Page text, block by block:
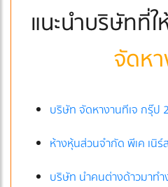
แนะนำบริษัทที่ใ
จัดห
บริษัท จัดหางานทีเจ กรุ๊ป
ห้างหุ้นส่วนจำกัด พีเค เนิร์
บริษัท นำคนต่างด้าวมาทำ